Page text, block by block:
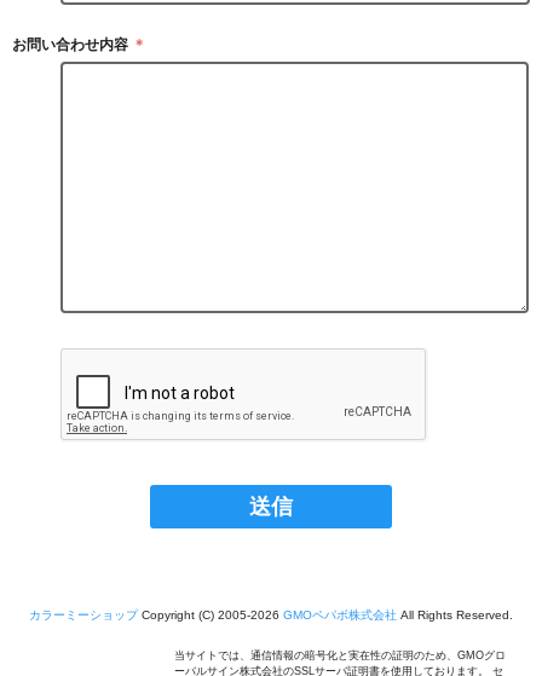
お問い合わせ内容 ＊
カラーミーショップCopyright (C) 2005-2026 GMOペパボ株式会社 All Rights Reserved.
当サイトでは、通信情報の暗号化と実在性の証明のため、GMOグロ
ーバルサイン株式会社のSSLサーバ証明書を使用しております。 セ